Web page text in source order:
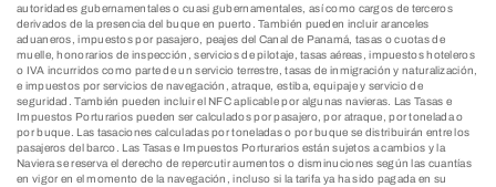
autoridades gubernamentales o cuasi gubernamentales, así como cargos de terceros
derivados de la presencia del buque en puerto. También pueden incluir aranceles
aduaneros, impuestos por pasajero, peajes del Canal de Panamá, tasas o cuotas de
muelle, honorarios de inspección, servicios de pilotaje, tasas aéreas, impuestos hoteleros
o IVA incurridos como parte de un servicio terrestre, tasas de inmigración y naturalización,
e impuestos por servicios de navegación, atraque, estiba, equipaje y servicio de
seguridad. También pueden incluir el NFC aplicable por algunas navieras. Las Tasas e
Impuestos Porturarios pueden ser calculados por pasajero, por atraque, por tonelada o
por buque. Las tasaciones calculadas por toneladas o por buque se distribuirán entre los
pasajeros del barco. Las Tasas e Impuestos Porturarios están sujetos a cambios y la
Naviera se reserva el derecho de repercutir aumentos o disminuciones según las cuantías
en vigor en el momento de la navegación, incluso si la tarifa ya ha sido pagada en su